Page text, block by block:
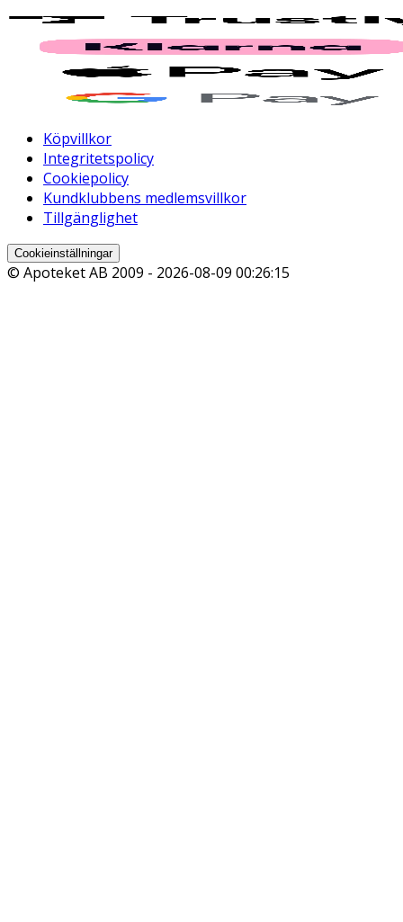
Köpvillkor
Integritetspolicy
Cookiepolicy
Kundklubbens medlemsvillkor
Tillgänglighet
Cookieinställningar
© Apoteket AB 2009 - 2026-08-09 00:26:15